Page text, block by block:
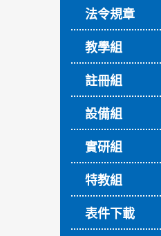
法令規章
教學組
註冊組
設備組
實研組
特教組
表件下載